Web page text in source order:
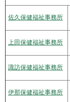
佐久保健福祉事務所
上田保健福祉事務所
諏訪保健福祉事務所
伊那保健福祉事務所